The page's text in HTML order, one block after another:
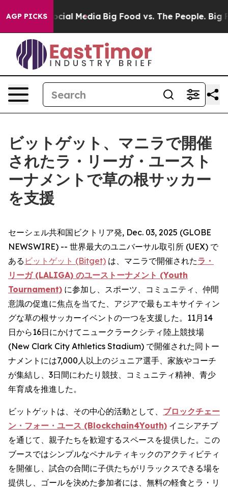
AGP PICKS
on Social Media Big Food vs. The People. Big
ビットゲット、マニラで開催
されたラ・リーガ・ユースト
ーナメントで草の根サッカー
を支援
セーシェル共和国ビクトリア発, Dec. 03, 2025 (GLOBE
NEWSWIRE) -- 世界最大のユニバーサル取引所 (UEX) で
ある ビットゲット (Bitget) は、マニラで開催されたラ・
リーガ (LALIGA) のユーストーナメント (Youth
Tournament) に参加し、スポーツ、コミュニティ、仲間
意識の促進に焦点を当てた、アジアで最もエキサイティン
グな草の根サッカーイベントの一つを支援した。11月14
日から16日にかけてニュークラークシティ陸上競技場
(New Clark City Athletics Stadium) で開催された同トー
ナメントには7,000人以上のジュニア選手、家族やコーチ
が集結し、3日間にわたり競技、コミュニティ精神、青少
年育成を推進した。
ビットゲットは、その中心的活動として、 ブロックチェー
ン・フォー・ユース (Blockchain4Youth) イニシアチブ
を通じて、親子たちを歓迎するスペースを提供した。この
ブースではシンプルなペナルティキックのアクティビティ
を開催し、試合の合間に子供たちがリラックスできる場を
提供し、ゴールを決めた参加者には、無料の軽食とラ・リ